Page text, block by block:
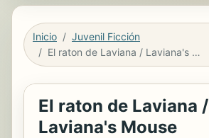
Inicio
Juvenil Ficción
El raton de Laviana / Laviana's Mouse
El raton de Laviana /
Laviana's Mouse